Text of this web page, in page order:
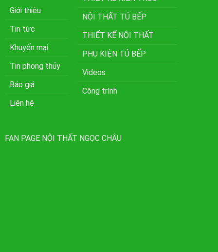
Giới thiệu
Tin tức
Khuyến mại
Tin phong thủy
Báo giá
Liên hệ
NỘI THẤT TỦ BẾP
THIẾT KẾ NỘI THẤT
PHỤ KIỆN TỦ BẾP
Videos
Công trình
FAN PAGE NỘI THẤT NGỌC CHÂU